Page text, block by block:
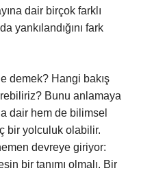
dair birçok farklı
yankılandığını fark
demek? Hangi bakış
Bunu anlamaya
dair hem de bilimsel
bir yolculuk olabilir.
devreye giriyor:
bir tanımı olmalı. Bir